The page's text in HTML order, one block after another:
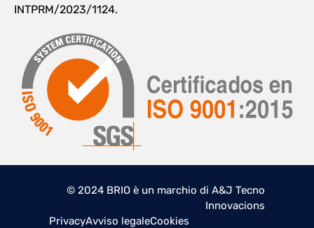
INTPRM/2023/1124.
© 2024 BRIO è un marchio di A&J Tecno
Innovacions
PrivacyAvviso legaleCookies